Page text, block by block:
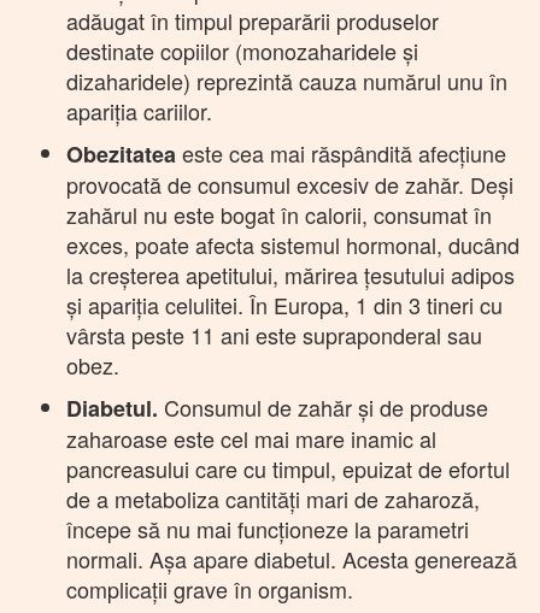
adăugat în timpul preparării produselor
destinate copiilor (monozaharidele și
dizaharidele) reprezintă cauza numărul unu în
apariția cariilor.
Obezitateaeste cea mai răspândită afecțiune
provocată de consumul excesiv de zahăr. Deși
zahărul nu este bogat în calorii, consumat în
exces, poate afecta sistemul hormonal, ducând
la creșterea apetitului, mărirea țesutului adipos
și apariția celulitei. În Europa, 1 din 3 tineri cu
vârsta peste 11 ani este supraponderal sau
obez.
Diabetul. Consumul de zahăr și de produse
zaharoase este cel mai mare inamic al
pancreasului care cu timpul, epuizat de efortul
de a metaboliza cantități mari de zaharoză,
începe să nu mai funcționeze la parametri
normali. Așa apare diabetul. Acesta generează
complicații grave în organism.